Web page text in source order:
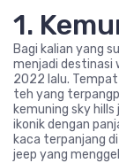
1.
Bagi kalian yang
menjadi destinasi
2022 lalu.
teh yang
kemuning sky
ikonik dengan
kaca terpanjang
jeep yang